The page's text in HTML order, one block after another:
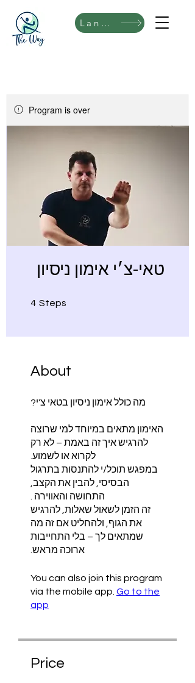
Language
Program is over
טאי-צ׳י אימון ניסיון
4 Steps
About
האימון מתאים במיוחד למי שרוצה
להרגיש איך זה באמת – לא רק
במפגש תוכל/י להתנסות בתרגול
הבסיסי, להבין את הקצב,
זה הזמן לשאול שאלות, להרגיש
את הגוף, ולהחליט אם זה מה
שמתאים לך – בלי התחייבות
ארוכה מראש.
You can also join this program
via the mobile app. Go to the
app
Price